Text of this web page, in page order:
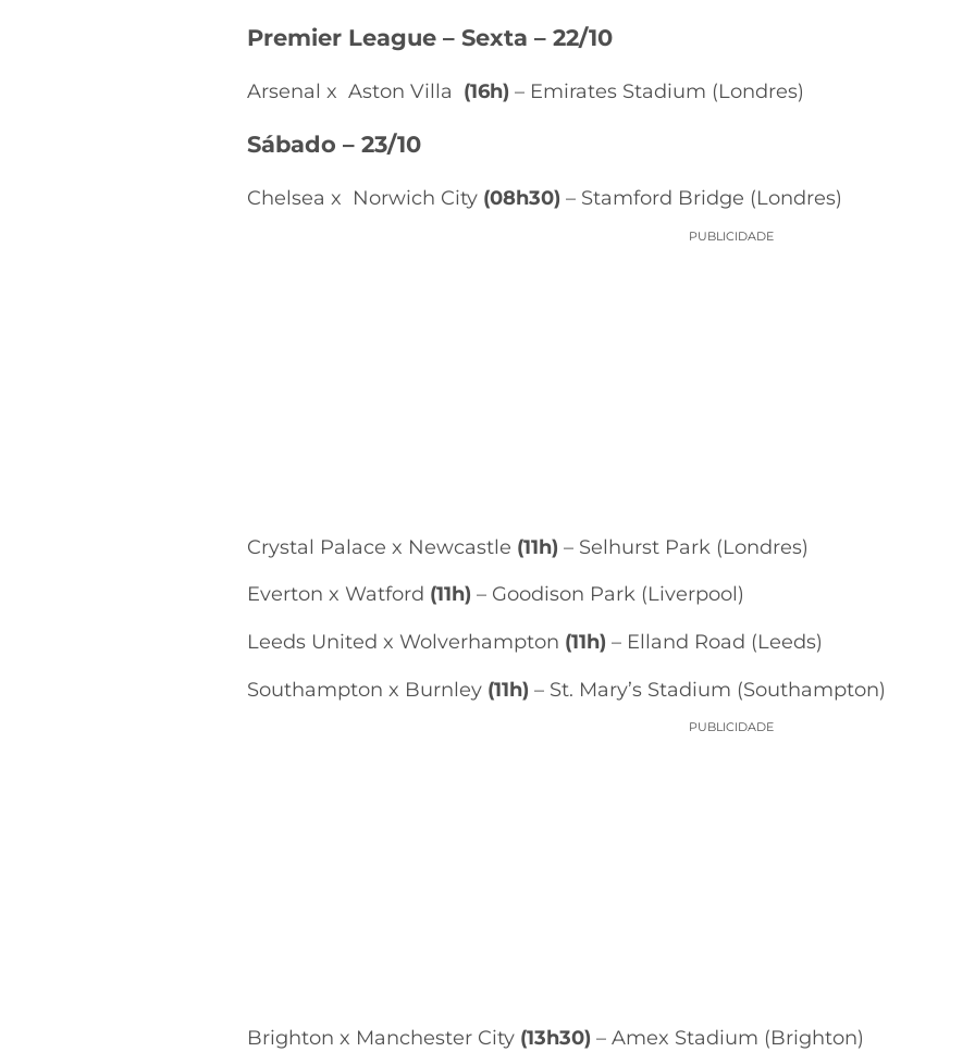
Premier League – Sexta – 22/10
Arsenal x Aston Villa (16h) – Emirates Stadium (Londres)
Sábado – 23/10
Chelsea x Norwich City (08h30) – Stamford Bridge (Londres)
PUBLICIDADE
Crystal Palace x Newcastle (11h) – Selhurst Park (Londres)
Everton x Watford (11h) – Goodison Park (Liverpool)
Leeds United x Wolverhampton (11h) – Elland Road (Leeds)
Southampton x Burnley (11h) – St. Mary’s Stadium (Southampton)
PUBLICIDADE
Brighton x Manchester City (13h30) – Amex Stadium (Brighton)